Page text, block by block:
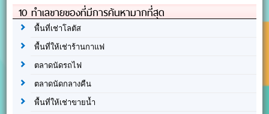
10 ทำเลขายของที่มีการค้นหามากที่สุด
พื้นที่เช่าโลตัส
พื้นที่ให้เช่าร้านกาแฟ
ตลาดนัดรถไฟ
ตลาดนัดกลางคืน
พื้นที่ให้เช่าขายน้ำ